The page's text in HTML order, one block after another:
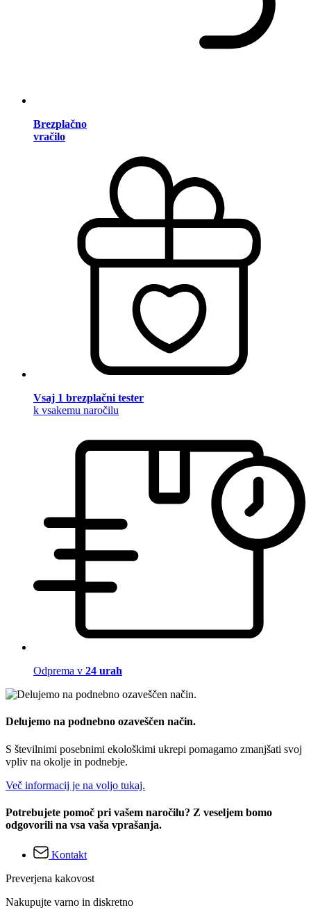
Brezplačno
vračilo
Vsaj 1 brezplačni tester
k vsakemu naročilu
Odprema v 24 urah
Delujemo na podnebno ozaveščen način.
S številnimi posebnimi ekološkimi ukrepi pomagamo zmanjšati svoj
vpliv na okolje in podnebje.
Več informacij je na voljo tukaj.
Potrebujete pomoč pri vašem naročilu? Z veseljem bomo
odgovorili na vsa vaša vprašanja.
Kontakt
Preverjena kakovost
Nakupujte varno in diskretno